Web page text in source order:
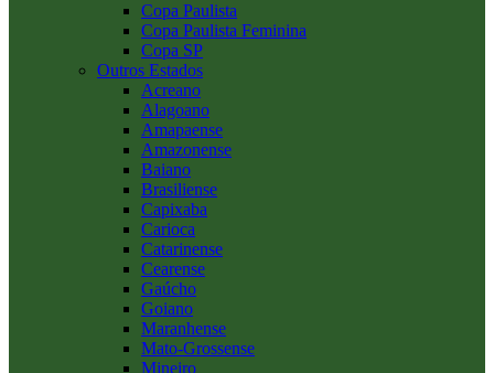
Copa Paulista
Copa Paulista Feminina
Copa SP
Outros Estados
Acreano
Alagoano
Amapaense
Amazonense
Baiano
Brasiliense
Capixaba
Carioca
Catarinense
Cearense
Gaúcho
Goiano
Maranhense
Mato-Grossense
Mineiro